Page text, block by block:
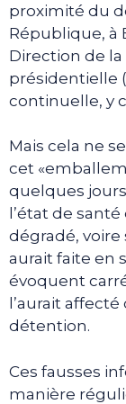
proximité du
République, à
Direction de
présidentielle
continuelle, y
Mais cela ne
cet
quelques
l’état de
dégradé, voire
aurait faite en
évoquent
l’aurait
détention.
Ces fausses
manière